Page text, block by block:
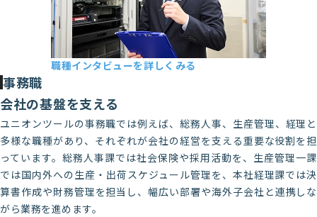
2022年新卒入社
職種インタビューを詳しくみる
事務職
会社の基盤を支える
ユニオンツールの事務職では例えば、総務人事、生産管理、経理と
多様な職種があり、それぞれが会社の経営を支える重要な役割を担
っています。総務人事課では社会保険や採用活動を、生産管理一課
では国内外への生産・出荷スケジュール管理を、本社経理課では決
算書作成や財務管理を担当し、幅広い部署や海外子会社と連携しな
がら業務を進めます。